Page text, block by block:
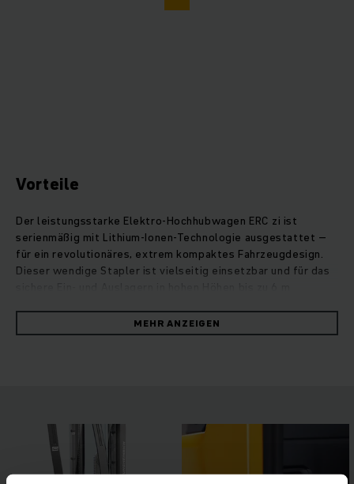
Vorteile
Der leistungsstarke Elektro-Hochhubwagen ERC zi ist
serienmäßig mit Lithium-Ionen-Technologie ausgestattet –
für ein revolutionäres, extrem kompaktes Fahrzeugdesign.
Dieser wendige Stapler ist vielseitig einsetzbar und für das
lange Strecken und ist zum Kommissionieren geeignet. Durch
einen zusätzlichen Hubmechanismus der Radarme können
Assistenzsysteme machen das Lastenhandling einfach und
sicher. Für perfekte Ergonomie sorgen die stabile,
gedämpfte Standplattform und der smartPILOT mit
automatischer Zentrierung, der die einhändige
MEHR ANZEIGEN